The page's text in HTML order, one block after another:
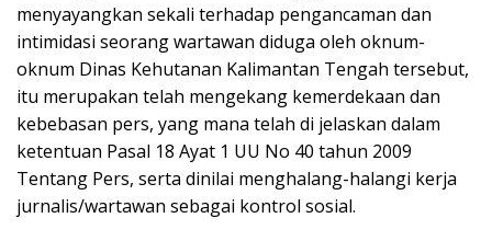
menyayangkan sekali terhadap pengancaman dan
intimidasi seorang wartawan diduga oleh oknum-
oknum Dinas Kehutanan Kalimantan Tengah tersebut,
itu merupakan telah mengekang kemerdekaan dan
kebebasan pers, yang mana telah di jelaskan dalam
ketentuan Pasal 18 Ayat 1 UU No 40 tahun 2009
Tentang Pers, serta dinilai menghalang-halangi kerja
jurnalis/wartawan sebagai kontrol sosial.